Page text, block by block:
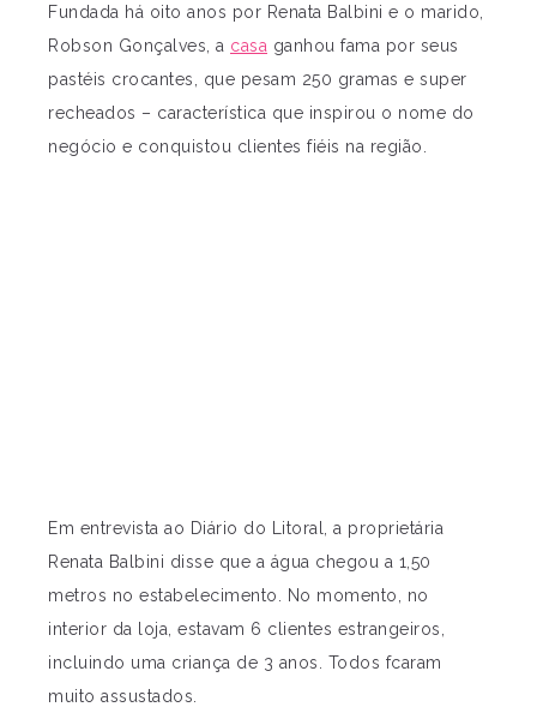
Fundada há oito anos por Renata Balbini e o marido,
Robson Gonçalves, a casa ganhou fama por seus
pastéis crocantes, que pesam 250 gramas e super
recheados – característica que inspirou o nome do
negócio e conquistou clientes fiéis na região.
Em entrevista ao Diário do Litoral, a proprietária
Renata Balbini disse que a água chegou a 1,50
metros no estabelecimento. No momento, no
interior da loja, estavam 6 clientes estrangeiros,
incluindo uma criança de 3 anos. Todos fcaram
muito assustados.